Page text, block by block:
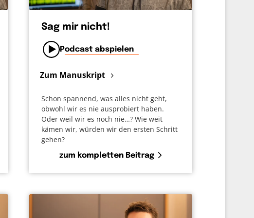
Sag mir nicht!
Podcast abspielen
Zum Manuskript
Schon spannend, was alles nicht geht,
obwohl wir es nie ausprobiert haben.
Oder weil wir es noch nie…? Wie weit
kämen wir, würden wir den ersten Schritt
gehen?
zum kompletten Beitrag